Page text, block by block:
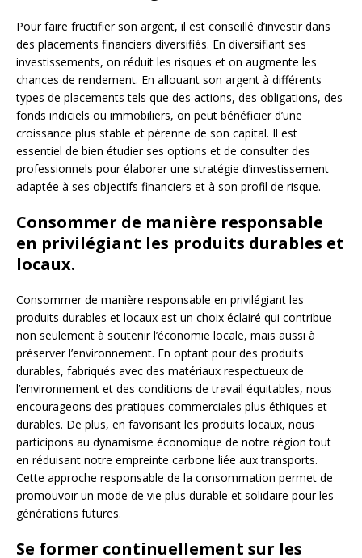
Pour faire fructifier son argent, il est conseillé d’investir dans
des placements financiers diversifiés. En diversifiant ses
investissements, on réduit les risques et on augmente les
chances de rendement. En allouant son argent à différents
types de placements tels que des actions, des obligations, des
fonds indiciels ou immobiliers, on peut bénéficier d’une
croissance plus stable et pérenne de son capital. Il est
essentiel de bien étudier ses options et de consulter des
professionnels pour élaborer une stratégie d’investissement
adaptée à ses objectifs financiers et à son profil de risque.
Consommer de manière responsable
en privilégiant les produits durables et
locaux.
Consommer de manière responsable en privilégiant les
produits durables et locaux est un choix éclairé qui contribue
non seulement à soutenir l’économie locale, mais aussi à
préserver l’environnement. En optant pour des produits
durables, fabriqués avec des matériaux respectueux de
l’environnement et des conditions de travail équitables, nous
encourageons des pratiques commerciales plus éthiques et
durables. De plus, en favorisant les produits locaux, nous
participons au dynamisme économique de notre région tout
en réduisant notre empreinte carbone liée aux transports.
Cette approche responsable de la consommation permet de
promouvoir un mode de vie plus durable et solidaire pour les
générations futures.
Se former continuellement sur les